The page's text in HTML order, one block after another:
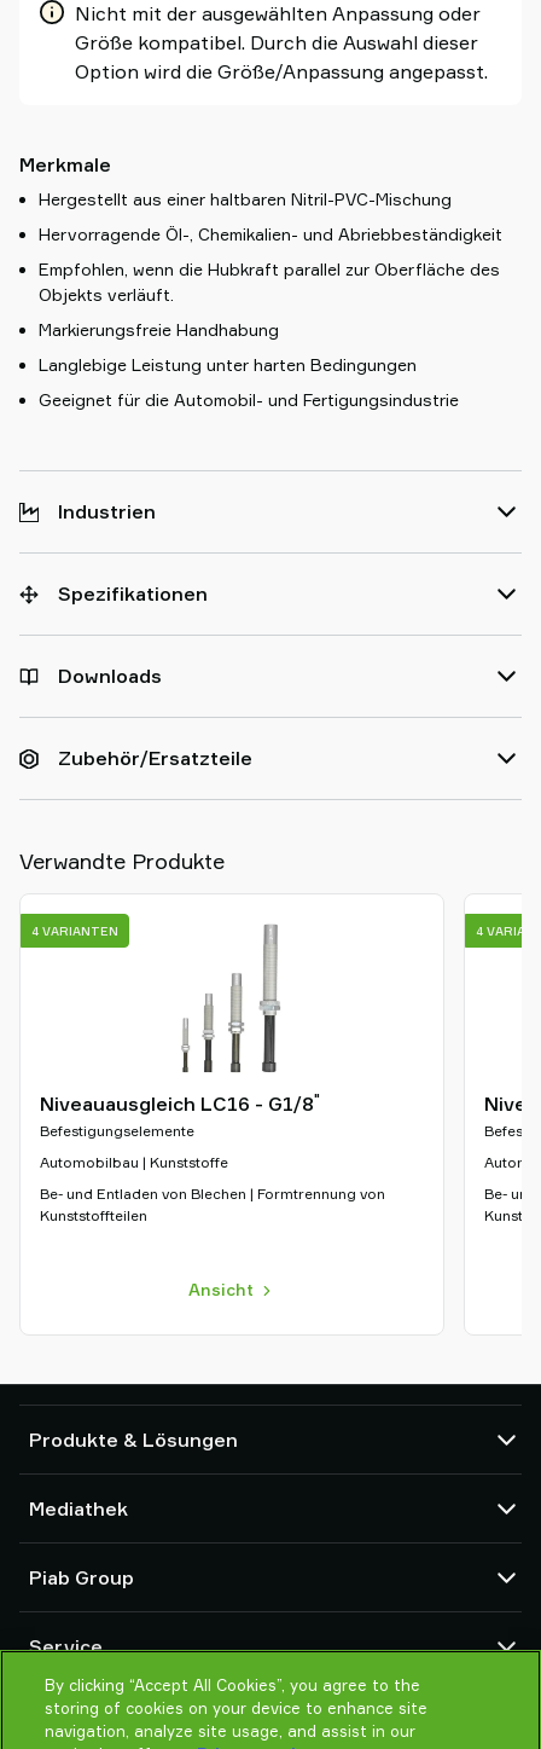
Nicht mit der ausgewählten Anpassung oder
Größe kompatibel. Durch die Auswahl dieser
Option wird die Größe/Anpassung angepasst.
Merkmale
Hergestellt aus einer haltbaren Nitril-PVC-Mischung
Hervorragende Öl-, Chemikalien- und Abriebbeständigkeit
Empfohlen, wenn die Hubkraft parallel zur Oberfläche des
Objekts verläuft.
Markierungsfreie Handhabung
Langlebige Leistung unter harten Bedingungen
Geeignet für die Automobil- und Fertigungsindustrie
Industrien
Spezifikationen
Downloads
Zubehör/Ersatzteile
Verwandte Produkte
Niveauausgleich LC16 - G1/8"
Befestigungselemente
Automobilbau | Kunststoffe
Be- und Entladen von Blechen | Formtrennung von
Kunststoffteilen
Ansicht
4 VARIANTEN
Be-
4
Produkte & Lösungen
Saugnäpfe und Soft-Gripper
Komponenten des Robot End Of Arm Tooling (EOAT)
Roboter- und Cobot-Greiflösungen
System- und Lösungszubehör
Vakuumförderer für Pulver und Schüttgut
Mediathek
Produktkonfigurator
Allgemeine Verkaufsbedingungen
Datenschutzrichtlinie
Piab Group
Globale Organisation
Verhaltenskodex
Neuheiten
Service
Kontakt
Partner Netzwerk
By clicking “Accept All Cookies”, you agree to the
storing of cookies on your device to enhance site
navigation, analyze site usage, and assist in our